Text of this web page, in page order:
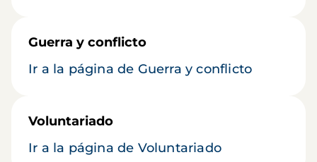
Guerra y conflicto
Ir a la página de Guerra y conflicto
Voluntariado
Ir a la página de Voluntariado